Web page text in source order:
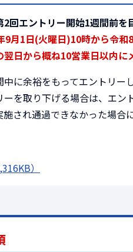
回エントリー開始1週間前を
9月1日(火曜日)10時から令
日から概ね10営業日以内に
中に余裕をもってエントリー
を取り下げる場合は、エン
され通過できなかった場合
）